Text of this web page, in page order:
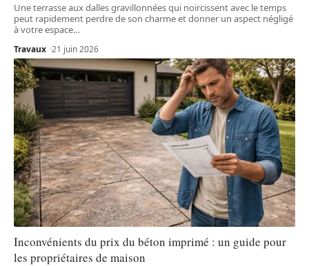
Une terrasse aux dalles gravillonnées qui noircissent avec le temps
peut rapidement perdre de son charme et donner un aspect négligé
à votre espace…
Travaux 21 juin 2026
Inconvénients du prix du béton imprimé : un guide pour
les propriétaires de maison